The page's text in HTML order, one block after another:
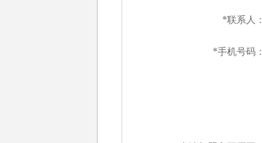
*联系人：
*手机号码：